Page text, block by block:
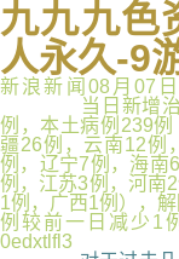
九九九色
人永久-9
新浪新闻08月07
当日新增治愈
例，本土病例239
疆26例，云南12例
例，辽宁7例，海南
例，江苏3例，河南
1例，广西1例），
例较前一日减少1
0edxtlfl3